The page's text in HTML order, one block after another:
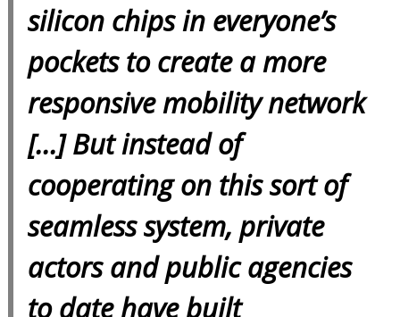
silicon chips in everyone’s
pockets to create a more
responsive mobility network
[...] But instead of
cooperating on this sort of
seamless system, private
actors and public agencies
to date have built